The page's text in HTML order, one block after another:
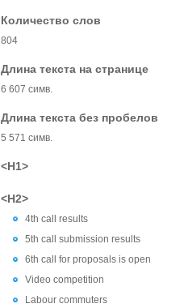
Количество слов
804
Длина текста на странице
6 607 симв.
Длина текста без пробелов
5 571 симв.
<H1>
<H2>
4th call results
5th call submission results
6th call for proposals is open
Video competition
Labour commuters